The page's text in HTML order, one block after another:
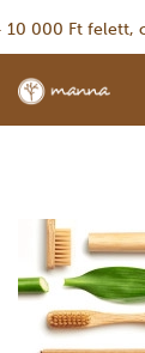
000 Ft felett,